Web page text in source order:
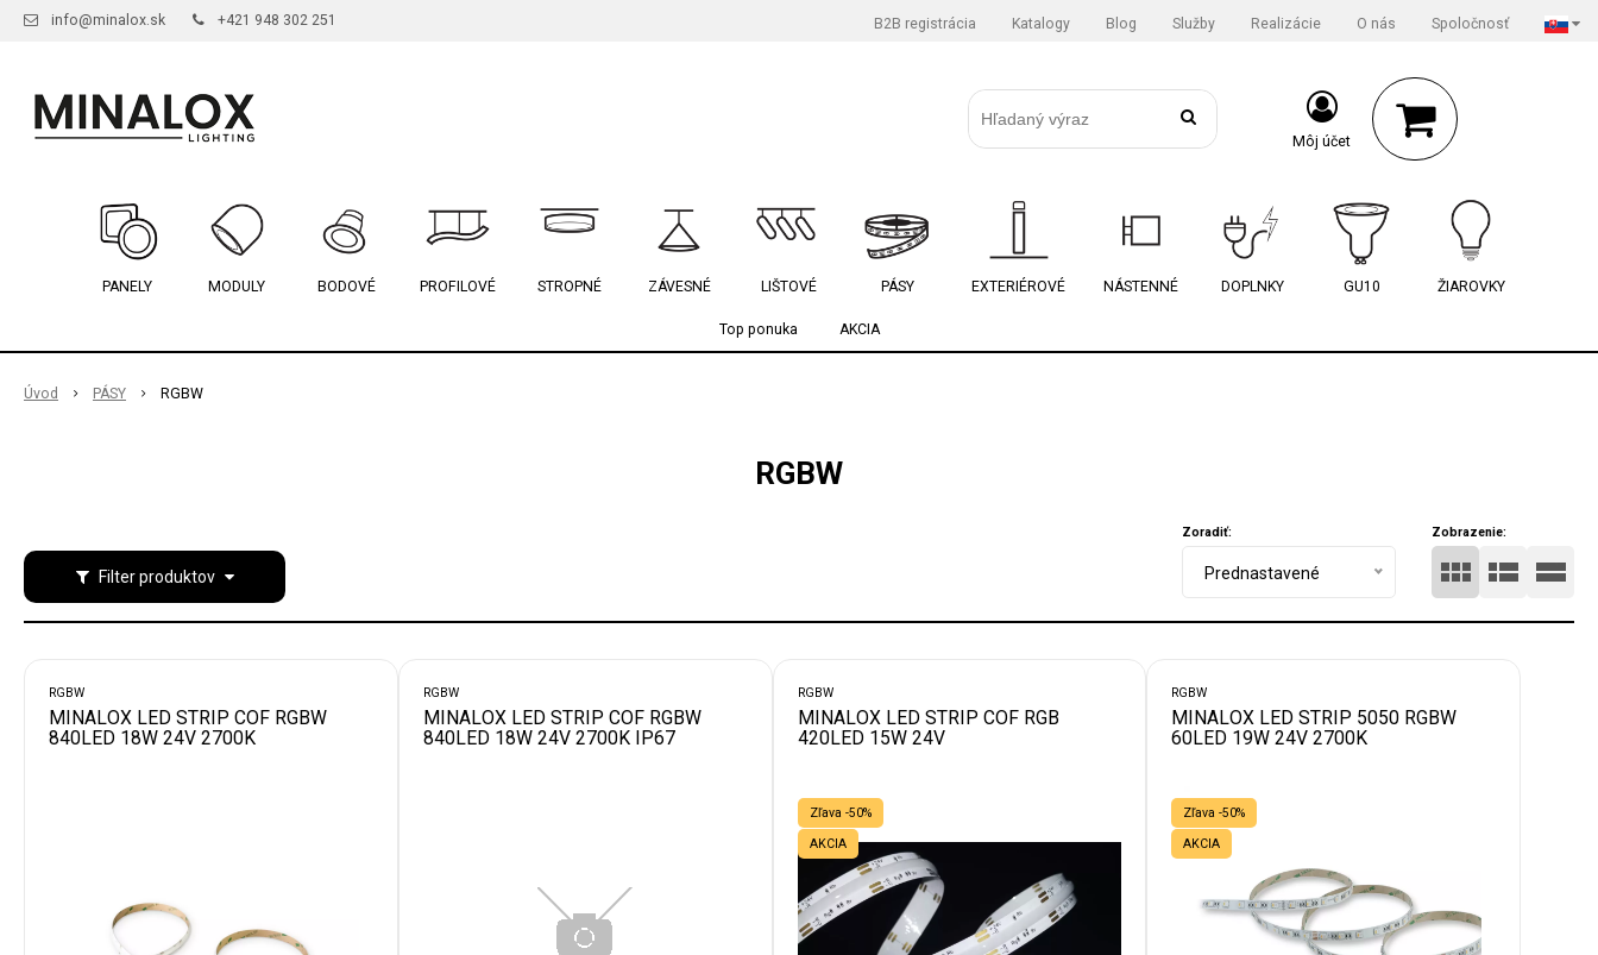
info@minalox.sk +421 948 302 251 B2B registrácia Katalogy Blog Služby Realizácie O nás Spoločnosť
Môj účet
PANELY MODULY BODOVÉ PROFILOVÉ STROPNÉ ZÁVESNÉ LIŠTOVÉ PÁSY EXTERIÉROVÉ NÁSTENNÉ DOPLNKY GU10 ŽIAROVKY
Top ponuka AKCIA
Úvod PÁSY RGBW
RGBW
Filter produktov
Zobrazenie:
Zoradiť:
Prednastavené
RGBW
MINALOX LED STRIP COF RGBW
840LED 18W 24V 2700K
RGBW
MINALOX LED STRIP COF RGBW
840LED 18W 24V 2700K IP67
RGBW
MINALOX LED STRIP COF RGB
420LED 15W 24V
Zľava -50%
AKCIA
RGBW
MINALOX LED STRIP 5050 RGBW
60LED 19W 24V 2700K
Zľava -50%
AKCIA